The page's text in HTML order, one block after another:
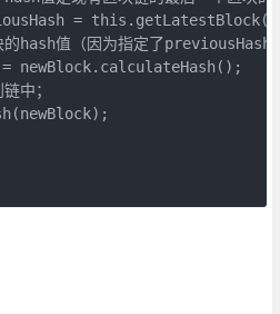
=
hash值（因为指定了
newBlock.calculateHash();
中；